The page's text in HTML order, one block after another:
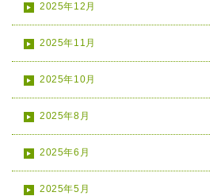
2025年12月
2025年11月
2025年10月
2025年8月
2025年6月
2025年5月